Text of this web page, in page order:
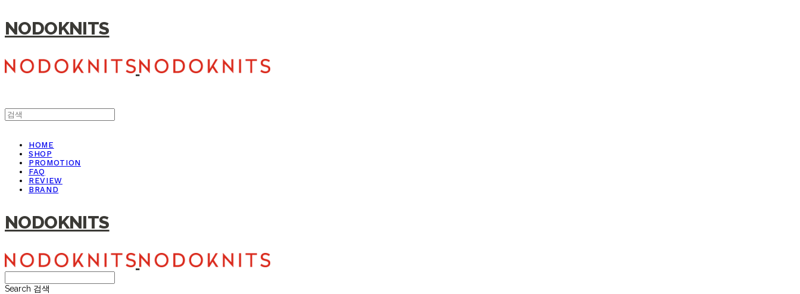
NODOKNITS
HOME
SHOP
PROMOTION
FAQ
REVIEW
BRAND
NODOKNITS
Search 검색